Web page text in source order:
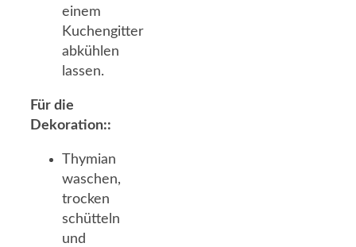
einem
Kuchengitter
abkühlen
lassen.
Für die
Dekoration::
Thymian
waschen,
trocken
schütteln
und